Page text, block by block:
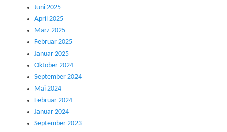
Juni 2025
April 2025
März 2025
Februar 2025
Januar 2025
Oktober 2024
September 2024
Mai 2024
Februar 2024
Januar 2024
September 2023